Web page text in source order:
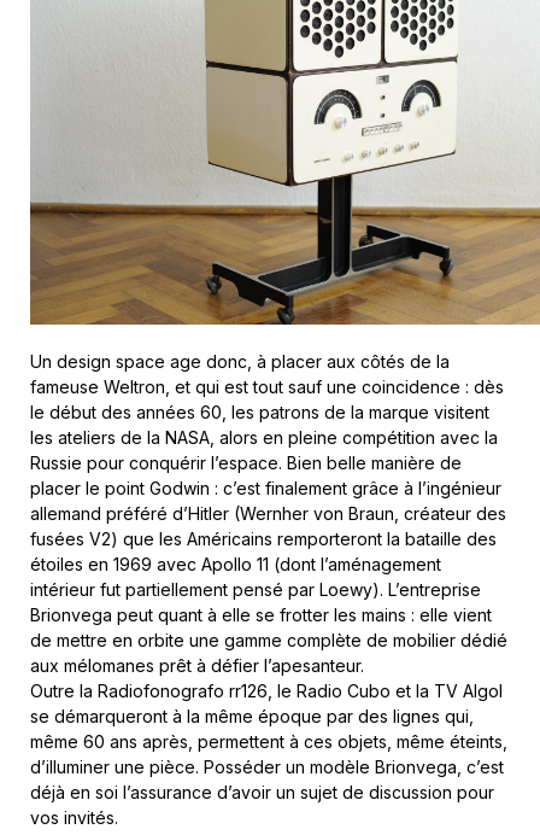
Un design space age donc, à placer aux côtés de la
fameuse Weltron, et qui est tout sauf une coincidence : dès
le début des années 60, les patrons de la marque visitent
les ateliers de la NASA, alors en pleine compétition avec la
Russie pour conquérir l’espace. Bien belle manière de
placer le point Godwin : c’est finalement grâce à l’ingénieur
allemand préféré d’Hitler (Wernher von Braun, créateur des
fusées V2) que les Américains remporteront la bataille des
étoiles en 1969 avec Apollo 11 (dont l’aménagement
intérieur fut partiellement pensé par Loewy). L’entreprise
Brionvega peut quant à elle se frotter les mains : elle vient
de mettre en orbite une gamme complète de mobilier dédié
aux mélomanes prêt à défier l’apesanteur.
Outre la Radiofonografo rr126, le Radio Cubo et la TV Algol
se démarqueront à la même époque par des lignes qui,
même 60 ans après, permettent à ces objets, même éteints,
d’illuminer une pièce. Posséder un modèle Brionvega, c’est
déjà en soi l’assurance d’avoir un sujet de discussion pour
vos invités.